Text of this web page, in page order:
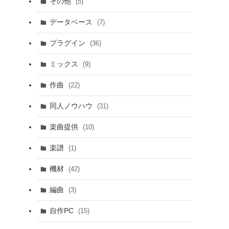
データベース (7)
プラグイン (36)
ミックス (9)
作曲 (22)
同人ノウハウ (31)
楽曲提供 (10)
楽譜 (1)
機材 (42)
編曲 (3)
自作PC (15)